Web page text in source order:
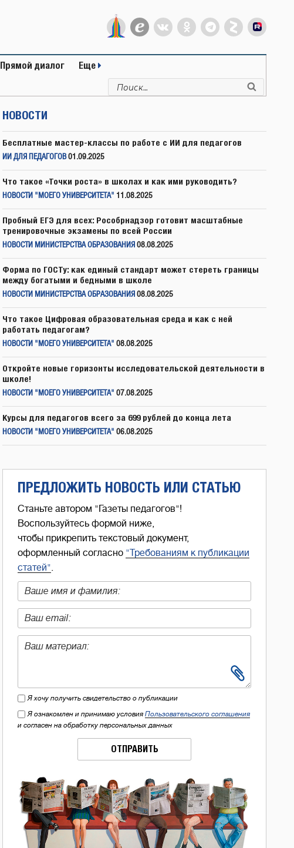
Прямой диалог Еще
Искать:
НОВОСТИ
Бесплатные мастер-классы по работе с ИИ для педагогов
ИИ ДЛЯ ПЕДАГОГОВ 01.09.2025
Что такое «Точки роста» в школах и как ими руководить?
НОВОСТИ "МОЕГО УНИВЕРСИТЕТА" 11.08.2025
Пробный ЕГЭ для всех: Рособрнадзор готовит масштабные
тренировочные экзамены по всей России
НОВОСТИ МИНИСТЕРСТВА ОБРАЗОВАНИЯ 08.08.2025
Форма по ГОСТу: как единый стандарт может стереть границы
между богатыми и бедными в школе
НОВОСТИ МИНИСТЕРСТВА ОБРАЗОВАНИЯ 08.08.2025
Что такое Цифровая образовательная среда и как с ней
работать педагогам?
НОВОСТИ "МОЕГО УНИВЕРСИТЕТА" 08.08.2025
Откройте новые горизонты исследовательской деятельности в
школе!
НОВОСТИ "МОЕГО УНИВЕРСИТЕТА" 07.08.2025
Курсы для педагогов всего за 699 рублей до конца лета
НОВОСТИ "МОЕГО УНИВЕРСИТЕТА" 06.08.2025
ПРЕДЛОЖИТЬ НОВОСТЬ ИЛИ СТАТЬЮ
Станьте автором "Газеты педагогов"!
Воспользуйтесь формой ниже,
чтобы прикрепить текстовый документ,
оформленный согласно "Требованиям к публикации
статей".
Я хочу получить свидетельство о публикации
Я ознакомлен и принимаю условия Пользовательского соглашения
и согласен на обработку персональных данных
ОТПРАВИТЬ